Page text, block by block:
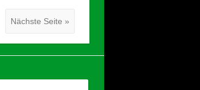
Nächste Seite »